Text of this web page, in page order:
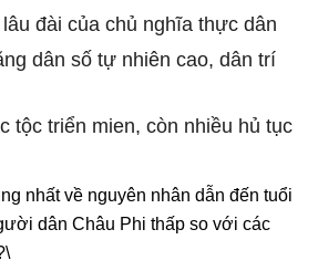
đài của chủ nghĩa thực dân
dân số tự nhiên cao, dân trí
tộc triển mien, còn nhiều hủ tục
nhất về nguyên nhân dẫn đến tuổi
dân Châu Phi thấp so với các